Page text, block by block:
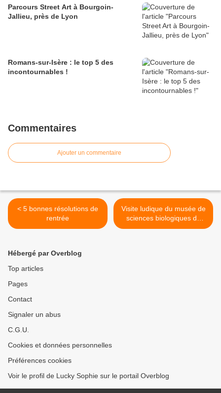
Parcours Street Art à Bourgoin-
Jallieu, près de Lyon
Romans-sur-Isère : le top 5 des
incontournables !
Commentaires
Ajouter un commentaire
< 5 bonnes résolutions de
rentrée
Visite ludique du musée de
sciences biologiques du
Docteur Mérieux >
Hébergé par Overblog
Top articles
Pages
Contact
Signaler un abus
C.G.U.
Cookies et données personnelles
Préférences cookies
Voir le profil de Lucky Sophie sur le portail Overblog